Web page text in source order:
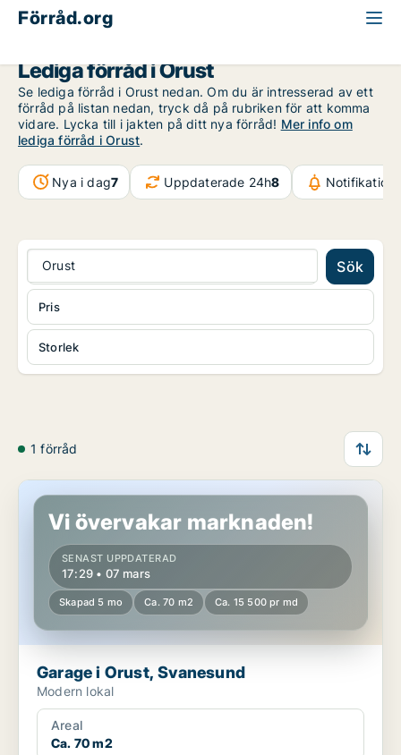
Förråd.org
Lediga förråd i Orust
Se lediga förråd i Orust nedan. Om du är intresserad av ett
förråd på listan nedan, tryck då på rubriken för att komma
vidare. Lycka till i jakten på ditt nya förråd! Mer info om
lediga förråd i Orust.
Nya i dag7 Uppdaterade 24h8
Orust Sök
Storlek
Pris
1 förråd
Garage i Orust, Svanesund
Vi övervakar marknaden!
SENAST UPPDATERAD
17:29 • 07 mars
Skapad 5 mo Ca. 70 m2 Ca. 15 500 pr md
Garage i Orust, Svanesund
Modern lokal
Areal
Ca. 70 m2